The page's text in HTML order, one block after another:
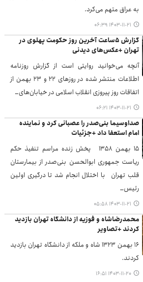
به عراق متهم می‌کرد.
۱۴۰۳-۱۱-۲۱ ۰۶:۳۹
گزارش ۵ساعت آخرین روز حکومت پهلوی در
تهران +عکس‌های دیدنی
آنچه می‌خوانید روایتی است از گزارش روزنامه
اطلاعات منتشر شده در روزهای ۲۲ و ۲۳ بهمن از
اتفاقات روز پیروزی انقلاب اسلامی در خیابان‌های…
۱۴۰۳-۱۱-۲۱ ۰۶:۲۱
صداوسیما بنی‌صدر را عصبانی کرد و نماینده
امام استعفا داد +جزئیات
۱۵ بهمن ۱۳۵۸ پخش زنده مراسم تنفیذ حکم
ریاست جمهوری ابوالحسن بنی‌صدر از بیمارستان
قلب تهران با اختلال انجام شد تا درگیری اولین
رئیس…
۱۴۰۳-۱۱-۲۱ ۰۵:۵۸
محمدرضاشاه و فوزیه از دانشگاه تهران بازدید
کردند +تصاویر
۱۶ بهمن ۱۳۲۳ شاه و ملکه از دانشگاه تهران بازدید
کردند.
۱۴۰۳-۱۱-۲۰ ۱۶:۵۱